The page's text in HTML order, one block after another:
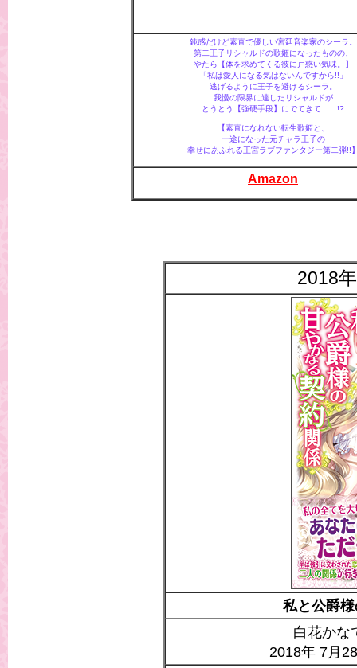
鈍感だけど素直で優しい宮廷音楽家のシーラ。
第二王子リシャルドの歌姫になったものの、
やたら【体を求めてくる彼に戸惑い気味。】
「私は愛人になる気はないんですから!!」
逃げるように王子を避けるシーラ。
我慢の限界に達したリシャルドが
とうとう【強硬手段】にでてきて……!?
【素直になれない転生歌姫と、
一途になった元チャラ王子の
幸せにあふれる王宮ラブファンタジー第二弾!!
Amazon
2018
私と公爵
白花かな
2018年 7月